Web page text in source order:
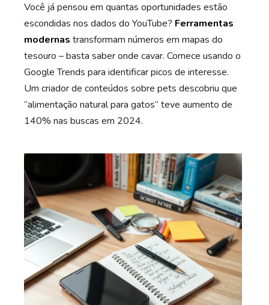
Você já pensou em quantas oportunidades estão
escondidas nos dados do YouTube? Ferramentas
modernas transformam números em mapas do
tesouro – basta saber onde cavar. Comece usando o
Google Trends para identificar picos de interesse.
Um criador de conteúdos sobre pets descobriu que
“alimentação natural para gatos” teve aumento de
140% nas buscas em 2024.